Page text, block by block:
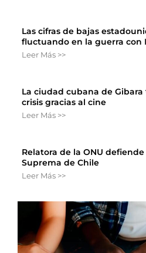
Las cifras de bajas
fluctuando en la guerra con
Leer Más >>
La ciudad cubana de
crisis gracias al cine
Leer Más >>
Relatora de la ONU
Suprema de Chile
Leer Más >>